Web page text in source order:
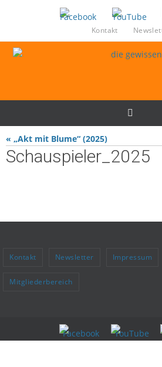
Kontakt
« „Akt mit Blume“ (2025)
Schauspieler_2025
Kontakt Newsletter Impressum
Mitgliederbereich